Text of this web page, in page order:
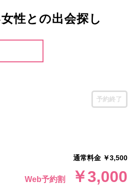
性との出会探し
予約終了
通常料金 ￥3,500
Web予約割 ￥3,000